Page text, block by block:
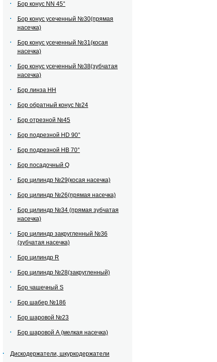
Бор конус NN 45°
Бор конус усеченный №30(прямая
насечка)
Бор конус усеченный №31(косая
насечка)
Бор конус усеченный №38(зубчатая
насечка)
Бор линза НН
Бор обратный конус №24
Бор отрезной №45
Бор подрезной HD 90°
Бор подрезной HВ 70°
Бор посадочный Q
Бор цилиндр №29(косая насечка)
Бор цилиндр №26(прямая насечка)
Бор цилиндр №34 (прямая зубчатая
насечка)
Бор цилиндр закругленный №36
(зубчатая насечка)
Бор цилиндр R
Бор цилиндр №28(закругленный)
Бор чашечный S
Бор шабер №186
Бор шаровой №23
Бор шаровой А (мелкая насечка)
Дискодержатели, шкуркодержатели